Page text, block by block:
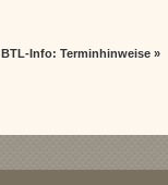
BTL-Info: Terminhinweise»